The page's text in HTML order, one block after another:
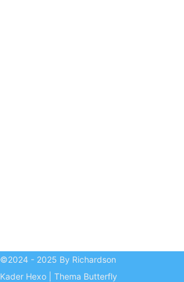
©2024 - 2025 By Richardson
Kader Hexo Thema Butterfly